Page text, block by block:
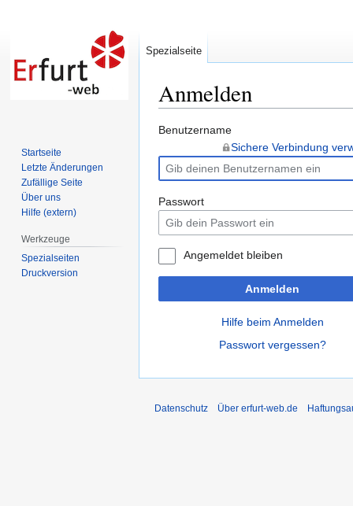
Anmelden
Zur
springen
Zur
springen
Benutzername
Sichere Verbindung
Passwort
Angemeldet bleiben
Anmelden
Hilfe beim Anmelden
Passwort vergessen?
Spezialseite
Startseite
Letzte Änderungen
Zufällige Seite
Über uns
Hilfe (extern)
Werkzeuge
Spezialseiten
Druckversion
Datenschutz Über erfurt-web.de